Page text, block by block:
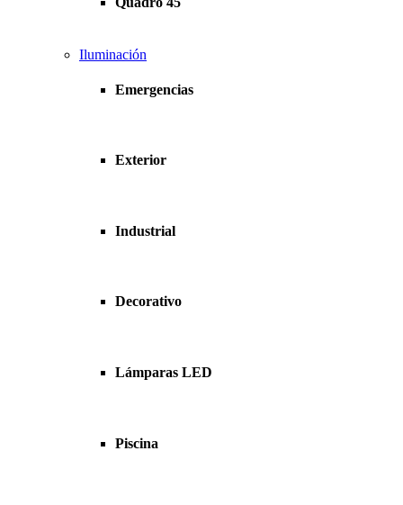
Iluminación
Emergencias
Exterior
Industrial
Decorativo
Lámparas LED
Piscina